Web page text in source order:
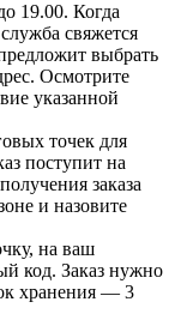
19.00. Когда
свяжется
выбрать
Осмотрите
указанной
точек для
поступит на
заказа
и назовите
на ваш
код. Заказ нужно
хранения — 3